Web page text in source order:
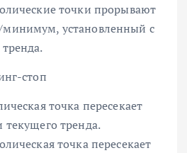
точки прорывают
установленный с
стоп
точка пересекает
текущего тренда.
точка пересекает